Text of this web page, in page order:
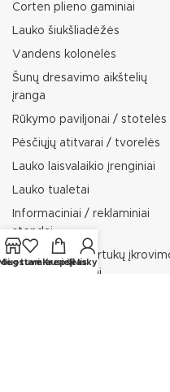
Corten plieno gaminiai
Lauko šiukšliadėžės
Vandens kolonėlės
Šunų dresavimo aikštelių
įranga
Rūkymo paviljonai / stotelės
Pėsčiųjų atitvarai / tvorelės
Lauko laisvalaikio įrenginiai
Lauko tualetai
Informaciniai / reklaminiai
stendai
Dviračių ir paspirtukų
stotelės / stovai
KrepšelisPaskyra